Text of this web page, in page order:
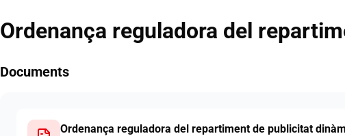
Ordenança reguladora del
Documents
Ordenança reguladora del repartiment de publicitat